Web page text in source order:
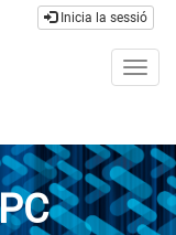
Inicia la sessió